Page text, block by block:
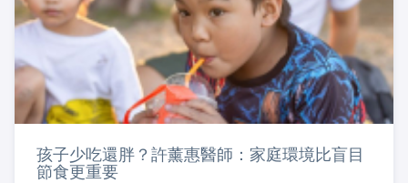
孩子少吃還胖？許薰惠醫師：家庭環境比盲目
節食更重要